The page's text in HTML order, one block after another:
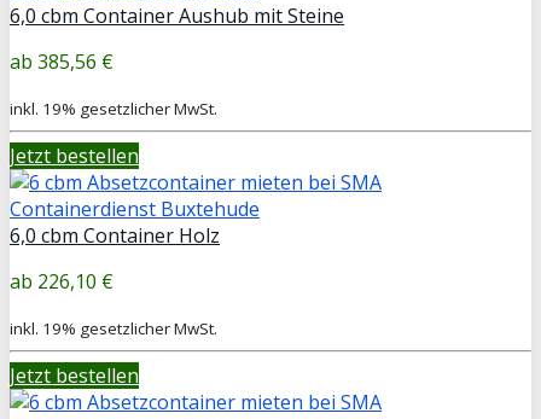
6,0 cbm Container Aushub mit Steine
385,56 €
inkl. 19% gesetzlicher MwSt.
Jetzt bestellen
6,0 cbm Container Holz
226,10 €
inkl. 19% gesetzlicher MwSt.
Jetzt bestellen